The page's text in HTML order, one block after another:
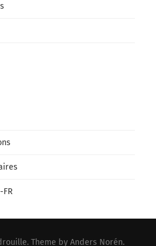
. Theme by Anders Norén.